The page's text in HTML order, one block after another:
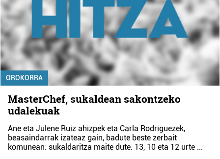
OROKORRA
MasterChef, sukaldean sakontzeko
udalekuak
Ane eta Julene Ruiz ahizpek eta Carla Rodriguezek,
beasaindarrak izateaz gain, badute beste zerbait
komunean: sukaldaritza maite dute. 13, 10 eta 12 urte ...